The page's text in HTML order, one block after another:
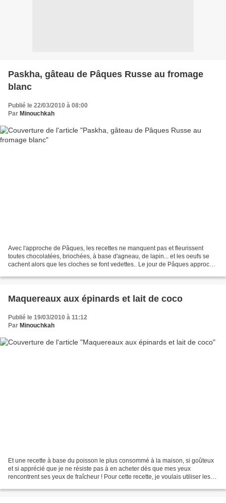
Paskha, gâteau de Pâques Russe au fromage
blanc
Publié le 22/03/2010 à 08:00
Par Minouchkah
Avec l'approche de Pâques, les recettes ne manquent pas et fleurissent
toutes chocolatées, briochées, à base d'agneau, de lapin... et les oeufs se
cachent alors que les cloches se font vedettes.. Le jour de Pâques approche
Maquereaux aux épinards et lait de coco
Publié le 19/03/2010 à 11:12
Par Minouchkah
Et une recette à base du poisson le plus consommé à la maison, si goûteux
et si apprécié que je ne résiste pas à en acheter dès que mes yeux
rencontrent ses yeux de fraîcheur ! Pour cette recette, je voulais utiliser les